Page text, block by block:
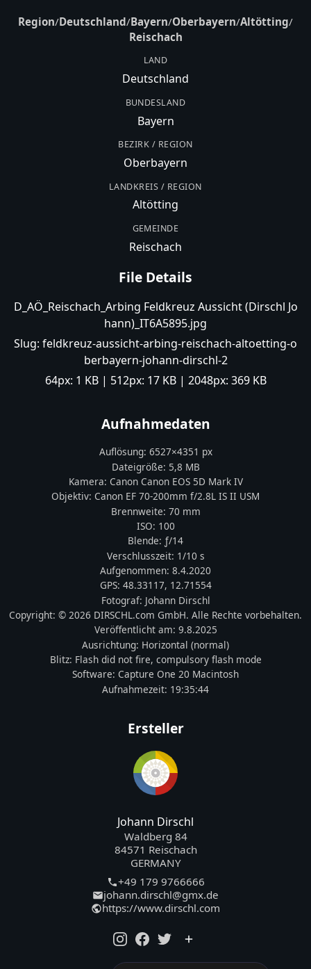
Region/Deutschland/Bayern/Oberbayern/Altötting/
Reischach
LAND
Deutschland
BUNDESLAND
Bayern
BEZIRK / REGION
Oberbayern
LANDKREIS / REGION
Altötting
GEMEINDE
Reischach
File Details
D_AÖ_Reischach_Arbing Feldkreuz Aussicht (Dirschl Jo
hann)_IT6A5895.jpg
Slug: feldkreuz-aussicht-arbing-reischach-altoetting-o
berbayern-johann-dirschl-2
64px: 1 KB| 512px: 17 KB| 2048px: 369 KB
Aufnahmedaten
Auflösung: 6527×4351 px
Dateigröße: 5,8 MB
Kamera: CanonCanon EOS 5D Mark IV
Objektiv: Canon EF 70-200mm f/2.8L IS II USM
Brennweite: 70 mm
ISO: 100
Blende: ƒ/14
Verschlusszeit: 1/10 s
Aufgenommen: 8.4.2020
GPS: 48.33117, 12.71554
Fotograf: Johann Dirschl
Copyright: © 2026 DIRSCHL.com GmbH. Alle Rechte vorbehalten.
Veröffentlicht am: 9.8.2025
Ausrichtung: Horizontal (normal)
Blitz: Flash did not fire, compulsory flash mode
Software: Capture One 20 Macintosh
Aufnahmezeit: 19:35:44
Ersteller
Johann Dirschl
Waldberg 84
84571 Reischach
GERMANY
+49 179 9766666
johann.dirschl@gmx.de
https://www.dirschl.com